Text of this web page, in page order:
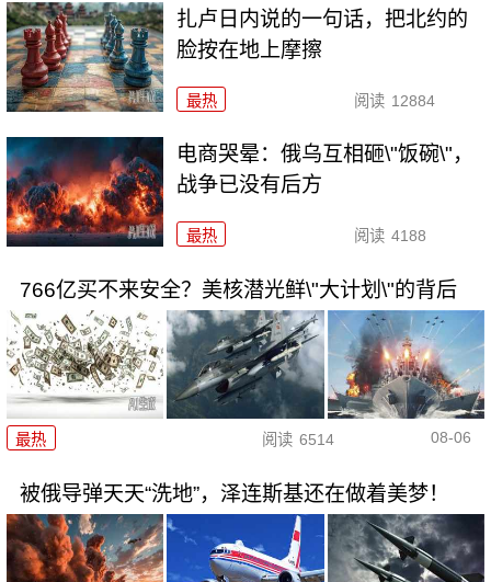
扎卢日内说的一句话，把北约的
脸按在地上摩擦
最热 阅读 12884
电商哭晕：俄乌互相砸\"饭碗\"，
战争已没有后方
最热 阅读 4188
766亿买不来安全？美核潜光鲜\"大计划\"的背后
最热 阅读 6514 08-06
被俄导弹天天“洗地”，泽连斯基还在做着美梦！